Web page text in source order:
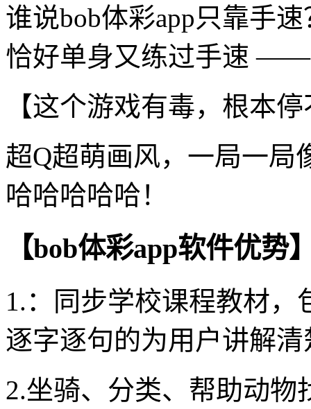
谁说bob体彩app只靠手
恰好单身又练过手速
【这个游戏有毒，根本
超Q超萌画风，一局一局
哈哈哈哈哈！
【bob体彩app软件优势
1.：同步学校课程教材
逐字逐句的为用户讲解清
2.坐骑、分类、帮助动